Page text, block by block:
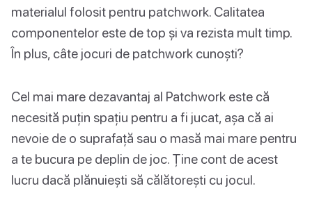
materialul folosit pentru patchwork. Calitatea
componentelor este de top și va rezista mult timp.
În plus, câte jocuri de patchwork cunoști?
Cel mai mare dezavantaj al Patchwork este că
necesită puțin spațiu pentru a fi jucat, așa că ai
nevoie de o suprafață sau o masă mai mare pentru
a te bucura pe deplin de joc. Ține cont de acest
lucru dacă plănuiești să călătorești cu jocul.